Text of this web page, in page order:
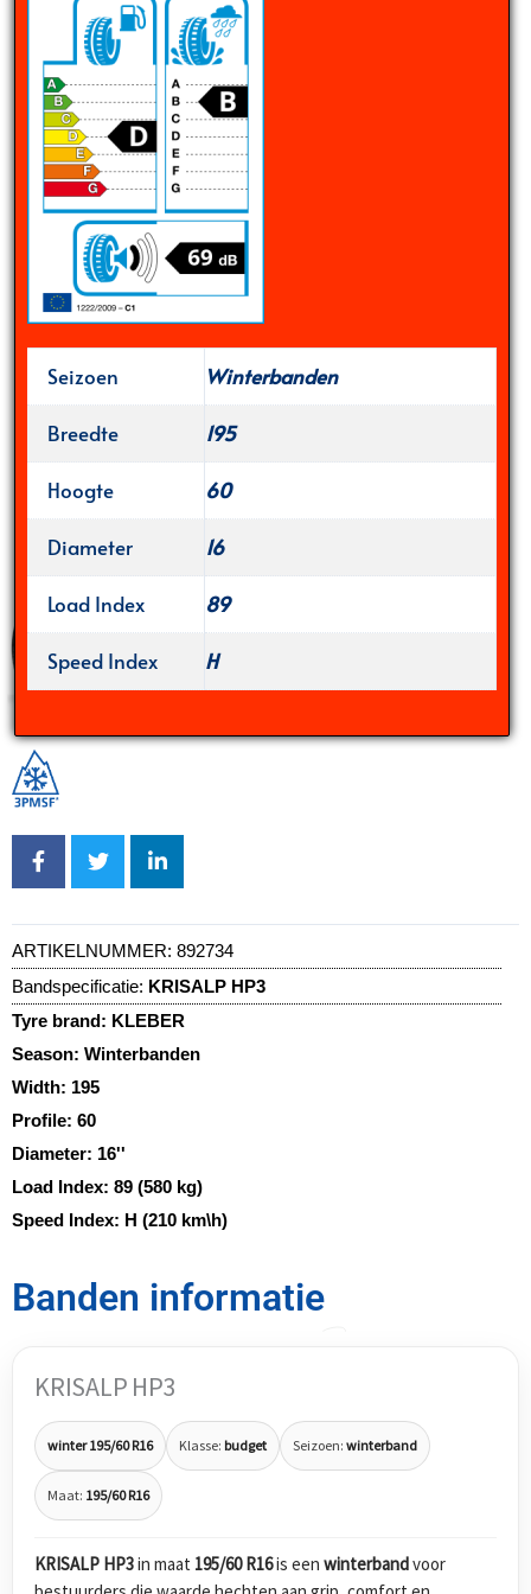
Seizoen
Winterbanden
Breedte
195
Hoogte
60
Diameter
16
Load Index
89
Speed Index
H
ARTIKELNUMMER: 892734
Bandspecificatie: KRISALP HP3
Tyre brand: KLEBER
Season: Winterbanden
Width: 195
Profile: 60
Diameter: 16''
Load Index: 89 (580 kg)
Speed Index: H (210 km\h)
Banden informatie
KRISALP HP3
winter 195/60 R16 Klasse: budget Seizoen: winterband
Maat: 195/60 R16
KRISALP HP3in maat 195/60 R16is een winterbandvoor